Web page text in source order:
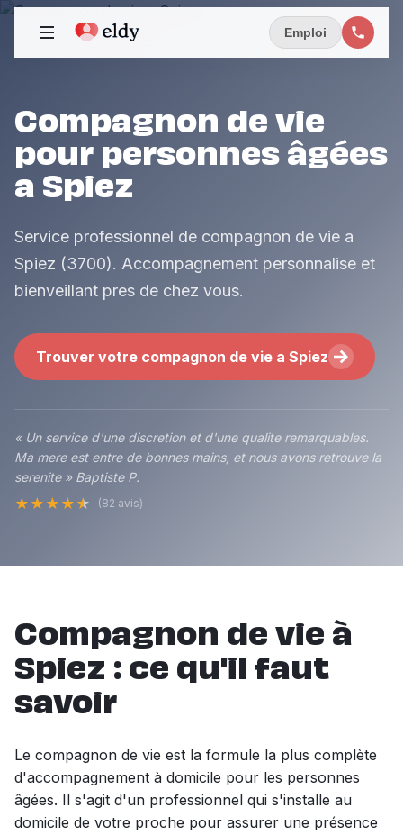
Emploi
Compagnon de vie
pour personnes âgées
a Spiez
Service professionnel de compagnon de vie a
Spiez (3700). Accompagnement personnalise et
bienveillant pres de chez vous.
Trouver votre compagnon de vie a Spiez
« Un service d'une discretion et d'une qualite remarquables.
Ma mere est entre de bonnes mains, et nous avons retrouve la
serenite » Baptiste P.
★ ★ ★ ★ ★ (82 avis)
Compagnon de vie à
Spiez : ce qu'il faut
savoir
Le compagnon de vie est la formule la plus complète
d'accompagnement à domicile pour les personnes
âgées. Il s'agit d'un professionnel qui s'installe au
domicile de votre proche pour assurer une présence